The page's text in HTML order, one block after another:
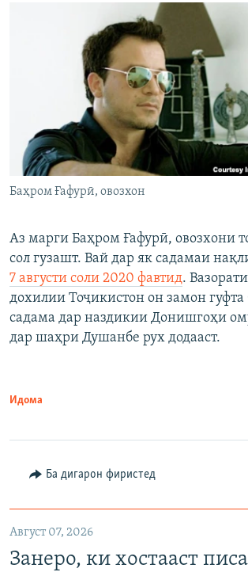
Баҳром Ғафурӣ, овозхон
Аз марги Баҳром Ғафурӣ, овозхони
сол гузашт. Вай дар як садамаи
7 августи соли 2020 фавтид.
дохилии Тоҷикистон он замон гуфта
садама дар наздикии Донишгоҳи
дар шаҳри Душанбе рух додааст.
Идома
Ба дигарон фиристед
Август 07, 2026
Занеро, ки хостааст